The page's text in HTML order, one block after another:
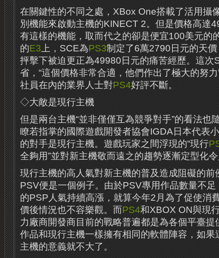
在關鍵性的不同之處，XBox One搭載了活用攝
別機能來啟動主機的KINECT 2。但是價格高達
有這樣的機能，取而代之的卻是便宜100美元的
的E3 上，SCE為PS3制定了6萬2790日元的天
抨擊下被迫更正為49980日元的痛苦經歷。這次
省，“這個價格非常合適，他們作出了極大的努
社員在內的業界人士對PS4好評不斷。
◇大敵是現行主機
但是兩台主機“並非僅僅互為競爭對手”的看法也
瞭若指掌的國際遊戲開發者協會IGDA日本代表
的對手是現行主機。遊戲玩家之間浮現的“現行
全夠用”並對新主機敬而遠之的趨勢逐漸定型化
現行主機的高人氣對新主機的普及造成阻礙的
PSV便是一個例子。由於PSV專用作品數量不
的PSP人氣持續高漲，就算今年2月為了促使消
價後情況也不容樂觀。而PS4和XBOX ON與現
力廠商開發商目前的戰略普遍都是為各個平臺
作品和現行主機一樣擁有相同的軟體陣容，如果
主機的意義就不大了。